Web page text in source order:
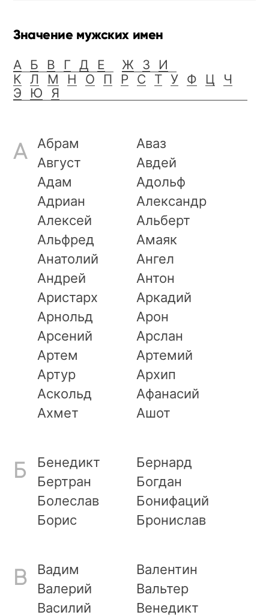
Значение мужских имен
А Б В Г Д Е Ж З
И
К Л М Н О П Р С Т У Ф Ц
Ч
Э
Ю Я
А Абрам
Аваз
Август
Авдей
Адам
Адольф
Адриан
Александр
Алексей
Альберт
Альфред
Амаяк
Анатолий
Ангел
Андрей
Антон
Аристарх
Аркадий
Арнольд
Арон
Арсений
Арслан
Артем
Артемий
Артур
Архип
Аскольд
Афанасий
Ахмет
Ашот
Б Бенедикт
Бернард
Бертран
Богдан
Болеслав
Бонифаций
Борис
Бронислав
В Вадим
Валентин
Валерий
Вальтер
Василий
Венедикт